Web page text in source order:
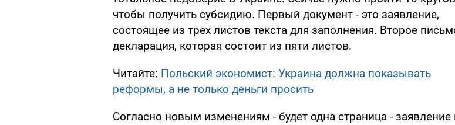
чтобы получить субсидию. Первый документ - это заявление,
состоящее из трех листов текста для заполнения. Второе
декларация, которая состоит из пяти листов.
Читайте: Польский экономист: Украина должна показывать
реформы, а не только деньги просить
Согласно новым изменениям - будет одна страница - заявление